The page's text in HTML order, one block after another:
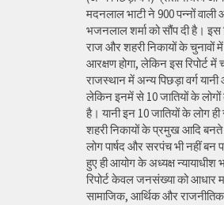
मदनलाल भाटी ने 900 पन्नों वाली
भजनलाल शर्मा को सौंप दी है। इस
राज और शहरी निकायों के चुनावों
आरक्षण होगा, लेकिन इस रिपोर्ट में
राजस्थान में अन्य पिछड़ा वर्ग यानी
लेकिन इनमें से 10 जातियों के लोगों
है। यानी इन 10 जातियों के लोग
शहरी निकायों के प्रमुख आदि
लोग पार्षद और सरपंच भी नहीं
हुए ही आयोग के अध्यक्ष न्यायाधीश
रिपोर्ट केवल जनसंख्या को आधार
सामाजिक, आर्थिक और